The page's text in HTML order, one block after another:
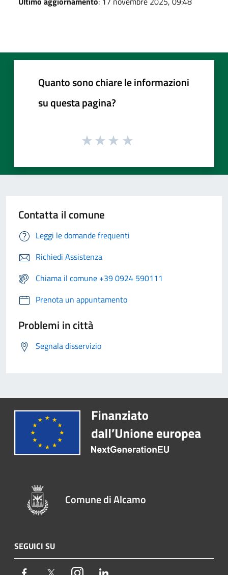
Quanto sono chiare le informazioni
su questa pagina?
Contatta il comune
Leggi le domande frequenti
Richiedi Assistenza
Chiama il comune +39 0924 590111
Prenota un appuntamento
Problemi in città
Segnala disservizio
Comune di Alcamo
SEGUICI SU
Facebook TwitterInstagram